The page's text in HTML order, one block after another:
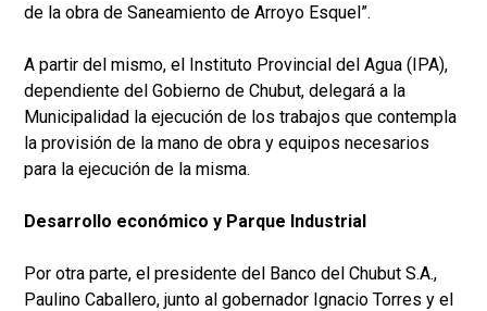
de la obra de Saneamiento de Arroyo Esquel”.
A partir del mismo, el Instituto Provincial del Agua (IPA),
dependiente del Gobierno de Chubut, delegará a la
Municipalidad la ejecución de los trabajos que contempla
la provisión de la mano de obra y equipos necesarios
para la ejecución de la misma.
Desarrollo económico y Parque Industrial
Por otra parte, el presidente del Banco del Chubut S.A.,
Paulino Caballero, junto al gobernador Ignacio Torres y el